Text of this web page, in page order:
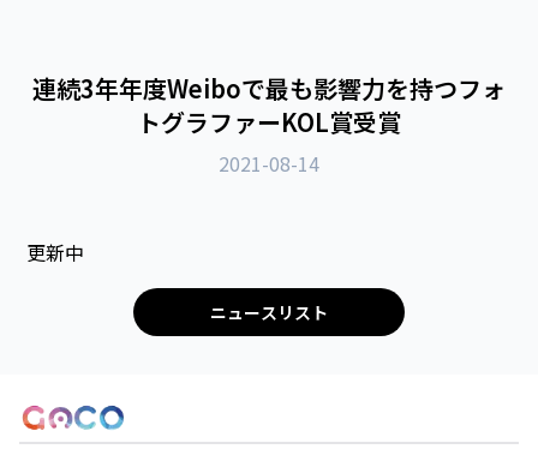
連続3年年度Weiboで最も影響力を持つフォ
トグラファーKOL賞受賞
2021-08-14
更新中
ニュースリスト
LOGO